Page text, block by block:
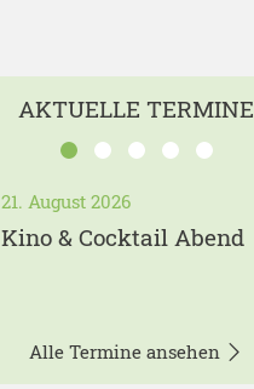
AKTUELLE TERMINE
21. August 2026
Kino & Cocktail Abend
Alle Termine ansehen